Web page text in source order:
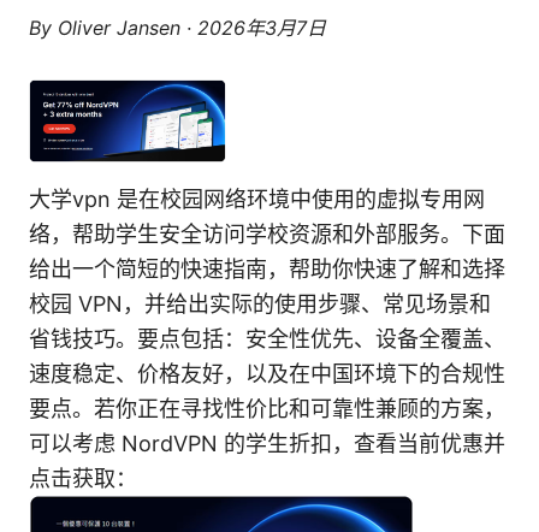
By Oliver Jansen · 2026年3月7日
大学vpn 是在校园网络环境中使用的虚拟专用网
络，帮助学生安全访问学校资源和外部服务。下面
给出一个简短的快速指南，帮助你快速了解和选择
校园 VPN，并给出实际的使用步骤、常见场景和
省钱技巧。要点包括：安全性优先、设备全覆盖、
速度稳定、价格友好，以及在中国环境下的合规性
要点。若你正在寻找性价比和可靠性兼顾的方案，
可以考虑 NordVPN 的学生折扣，查看当前优惠并
点击获取：